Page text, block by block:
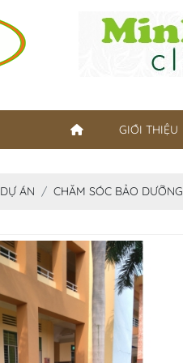
GIỚI THIỆU
DỰ ÁN CHĂM SÓC BẢO DƯỠNG